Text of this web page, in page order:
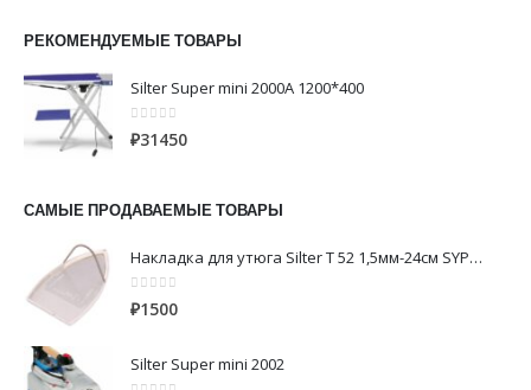
РЕКОМЕНДУЕМЫЕ ТОВАРЫ
Silter Super mini 2000A 1200*400
0из 5
₽31450
САМЫЕ ПРОДАВАЕМЫЕ ТОВАРЫ
Накладка для утюга Silter Т 52 1,5мм-24см SYPC200 фторопластовая-алюминий
0из 5
₽1500
Silter Super mini 2002